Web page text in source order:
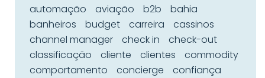
automação
aviação b2b
bahia
banheiros
budget carreira
cassinos
channel manager
check in
check-out
classificação
cliente clientes
commodity
comportamento
concierge
confiança